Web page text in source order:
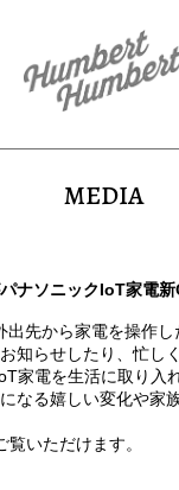
MEDIA
ナソニックIoT家電
出先から家電を操作
知らせしたり、忙し
家電を生活に取り入
なる嬉しい変化や家
いただけます。